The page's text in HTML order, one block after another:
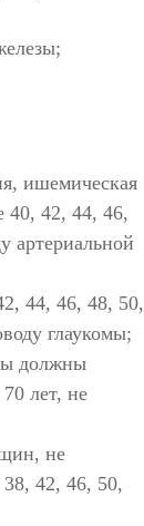
ишемическая
40, 42, 44, 46,
артериальной
44, 46, 48, 50,
глаукомы;
должны
лет, не
не
42, 46, 50,